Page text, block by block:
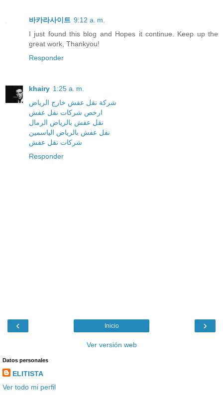
바카라사이트 9:12 a. m.
I just found this blog and Hopes it continue. Keep up the
great work, Thankyou!
Responder
khairy 1:25 a. m.
شركة نقل عفش خارج الرياض
ارخص شركات نقل عفش
نقل عفش بالرياض الرمال
نقل عفش بالرياض الياسمين
شركات نقل عفش
Responder
‹ ›
Inicio
Ver versión web
Datos personales
ELITISTA
Ver todo mi perfil